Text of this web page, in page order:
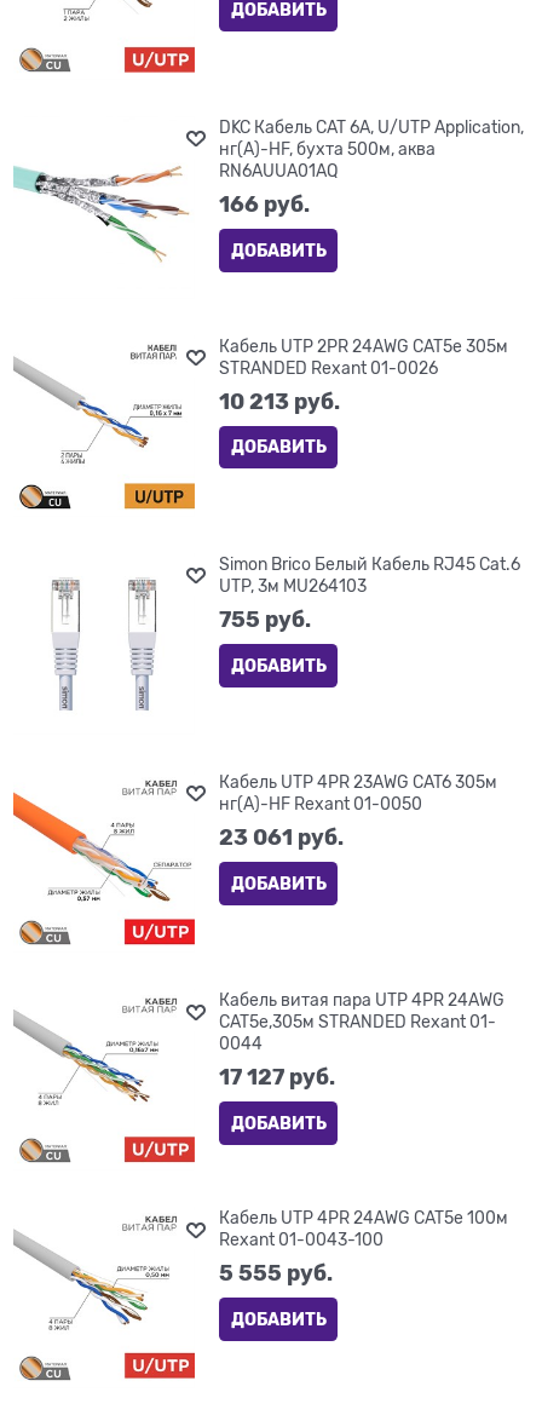
ДОБАВИТЬ
DKC Кабель CAT 6A, U/UTP Application,
нг(А)-HF, бухта 500м, аква
RN6AUUA01AQ
166 руб.
ДОБАВИТЬ
Кабель UTP 2PR 24AWG CAT5e 305м
STRANDED Rexant 01-0026
10 213 руб.
ДОБАВИТЬ
Simon Brico Белый Кабель RJ45 Cat.6
UTP, 3м MU264103
755 руб.
ДОБАВИТЬ
Кабель UTP 4PR 23AWG CAT6 305м
нг(А)-HF Rexant 01-0050
23 061 руб.
ДОБАВИТЬ
Кабель витая пара UTP 4PR 24AWG
CAT5e,305м STRANDED Rexant 01-
0044
17 127 руб.
ДОБАВИТЬ
Кабель UTP 4PR 24AWG CAT5e 100м
Rexant 01-0043-100
5 555 руб.
ДОБАВИТЬ